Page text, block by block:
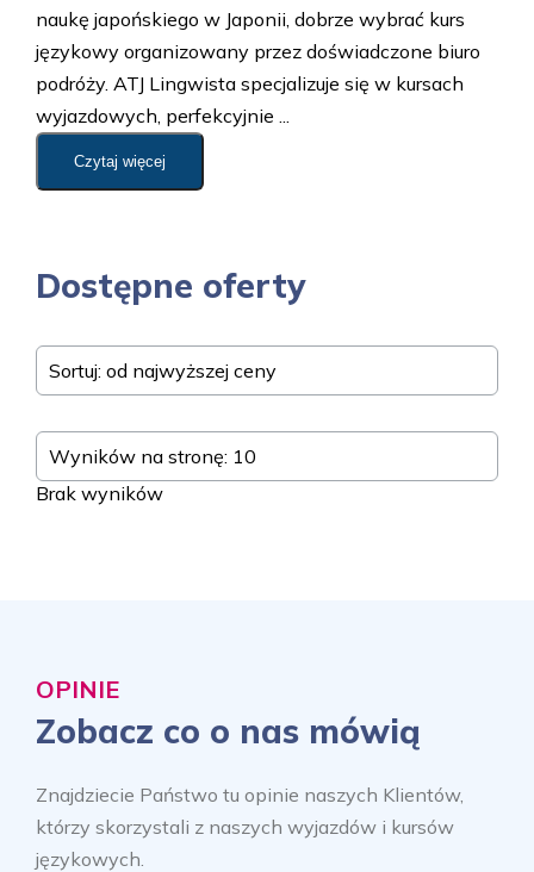
naukę japońskiego w Japonii, dobrze wybrać kurs
językowy organizowany przez doświadczone biuro
podróży. ATJ Lingwista specjalizuje się w kursach
wyjazdowych, perfekcyjnie ...
Czytaj więcej
Dostępne oferty
Sortuj: od najwyższej ceny
Wyników na stronę: 10
Brak wyników
OPINIE
Zobacz co o nas mówią
Znajdziecie Państwo tu opinie naszych Klientów,
którzy skorzystali z naszych wyjazdów i kursów
językowych.